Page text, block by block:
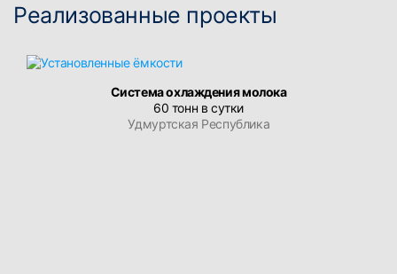
Реализованные проекты
Система охлаждения молока
60 тонн в сутки
Удмуртская Республика